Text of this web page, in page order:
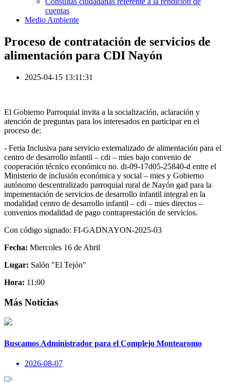
cuentas
Medio Ambiente
Proceso de contratación de servicios de
alimentación para CDI Nayón
2025-04-15 13:11:31
El Gobierno Parroquial invita a la socialización, aclaración y
atención de preguntas para los interesados en participar en el
proceso de:
- Feria Inclusiva para servicio externalizado de alimentación para el
centro de desarrollo infantil – cdi – mies bajo convenio de
cooperación técnico económico no. di-09-17d05-25840-d entre el
Ministerio de inclusión económica y social – mies y Gobierno
autónomo descentralizado parroquial rural de Nayón gad para la
impementación de servicios de desarrollo infantil integral en la
modalidad centro de desarrollo infantil – cdi – mies directos –
convenios modalidad de pago contraprestación de servicios.
Con código signado: FI-GADNAYON-2025-03
Fecha: Miercoles 16 de Abril
Lugar: Salón "El Tejón"
Hora: 11:00
Más Noticias
Buscamos Administrador para el Complejo Montearomo
2026-08-07